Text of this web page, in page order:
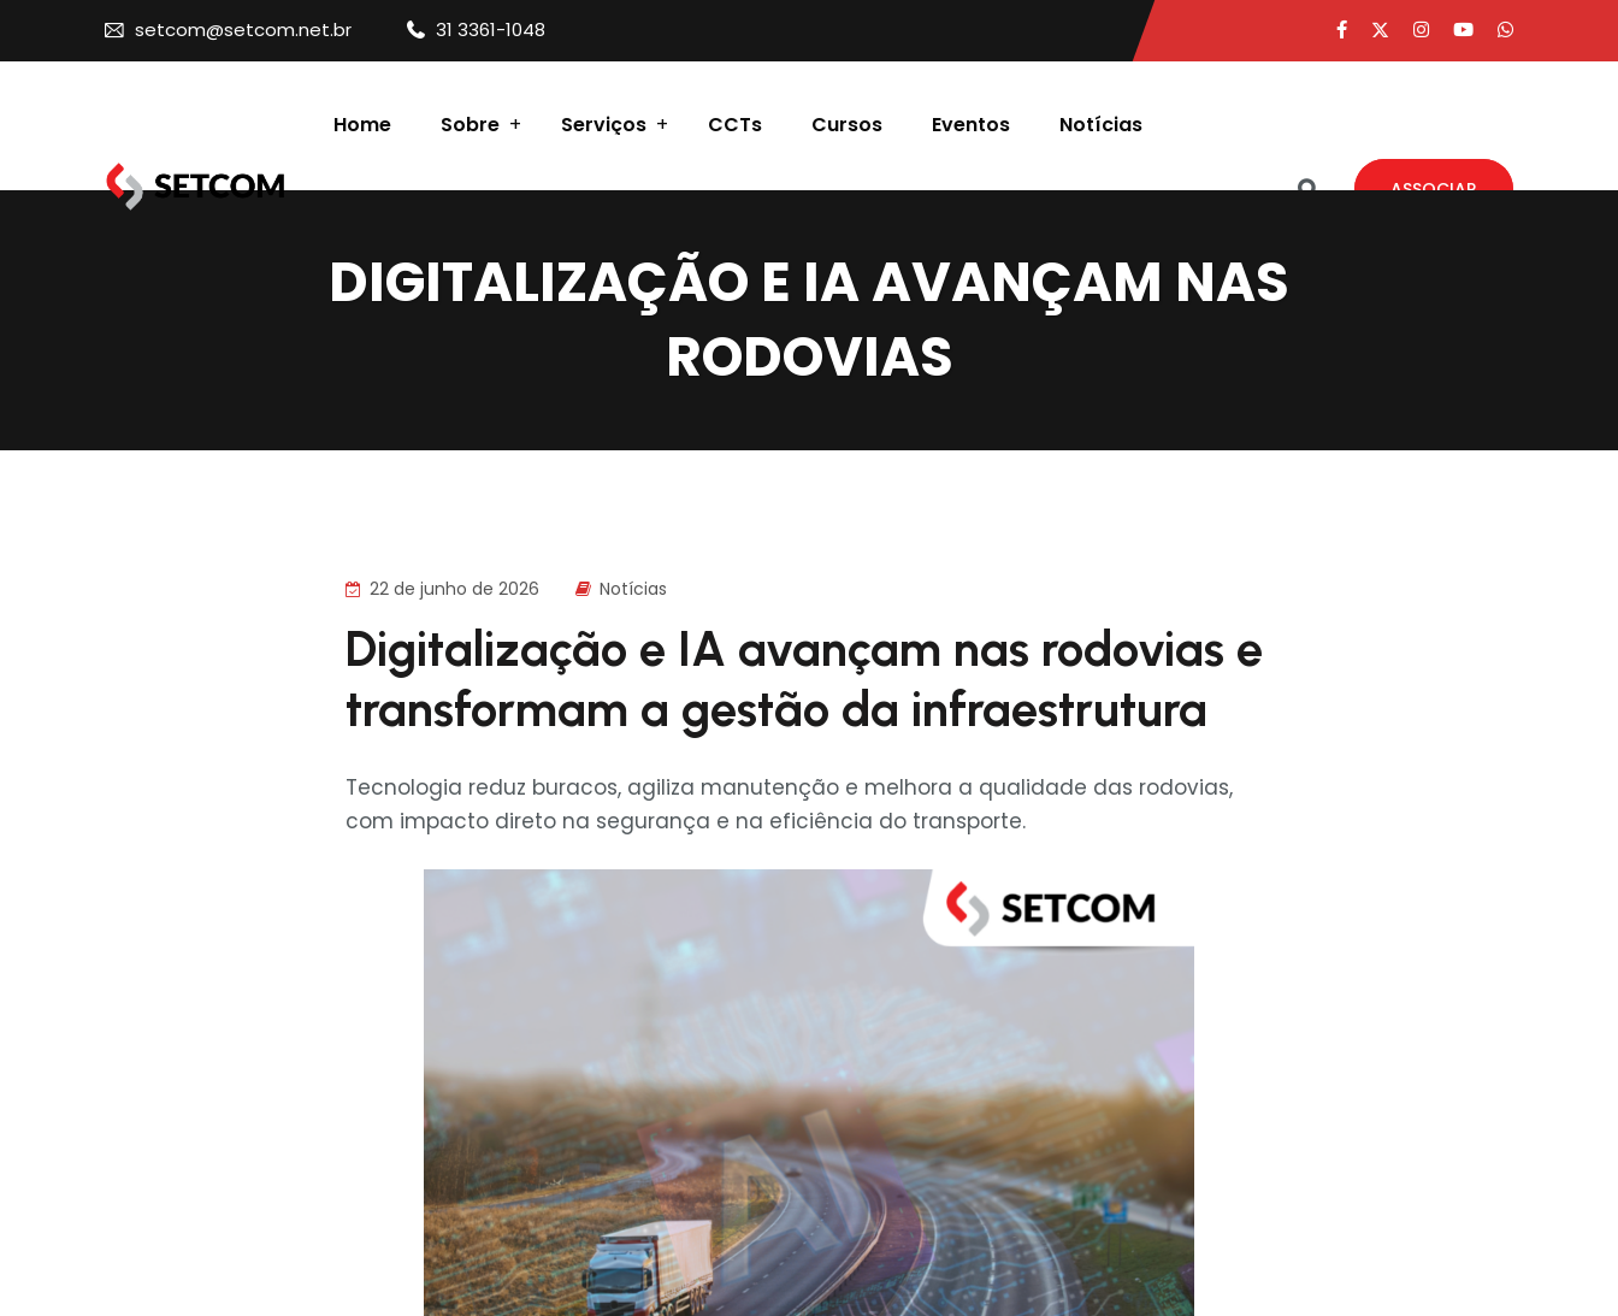
setcom@setcom.net.br 31 3361-1048
Home Sobre Serviços CCTs Cursos Eventos Notícias
ASSOCIAR
DIGITALIZAÇÃO E IA AVANÇAM NAS
RODOVIAS
22 de junho de 2026 Notícias
Digitalização e IA avançam nas rodovias e
transformam a gestão da infraestrutura
Tecnologia reduz buracos, agiliza manutenção e melhora a qualidade das rodovias,
com impacto direto na segurança e na eficiência do transporte.